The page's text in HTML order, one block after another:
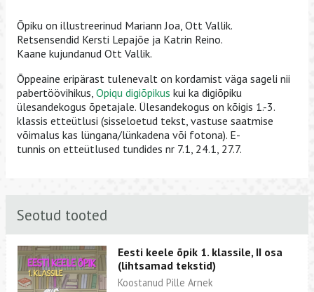
Õpiku on illustreerinud Mariann Joa, Ott Vallik.
Retsensendid Kersti Lepajõe ja Katrin Reino.
Kaane kujundanud Ott Vallik.
Õppeaine eripärast tulenevalt on kordamist väga sageli nii
pabertöövihikus, Opiqu digiõpikus kui ka digiõpiku
ülesandekogus õpetajale. Ülesandekogus on kõigis 1.-3.
klassis etteütlusi (sisseloetud tekst, vastuse saatmise
võimalus kas lüngana/lünkadena või fotona). E-
tunnis on etteütlused tundides nr 7.1, 24.1, 27.7.
Seotud tooted
Eesti keele õpik 1. klassile, II osa
(lihtsamad tekstid)
Koostanud Pille Arnek